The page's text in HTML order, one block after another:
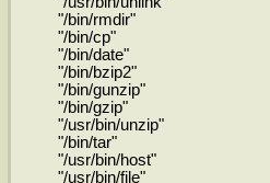
"/bin/rmdir"
"/bin/cp"
"/bin/date"
"/bin/bzip2"
"/bin/gunzip"
"/bin/gzip"
"/usr/bin/unzip"
"/bin/tar"
"/usr/bin/host"
"/usr/bin/file"